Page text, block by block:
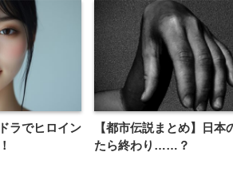
ラでヒロイン
【都市伝説まとめ】日本
たら終わり……？